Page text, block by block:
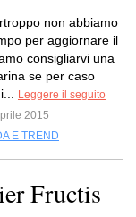
non abbiamo
per aggiornare il
consigliarvi una
se per caso
Leggere il seguito
2015
E TREND
Fructis